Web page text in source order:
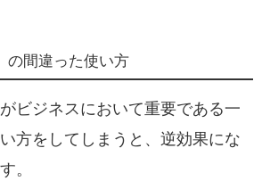
の間違った使い方
ビジネスにおいて重要である一
方をしてしまうと、逆効果にな
。